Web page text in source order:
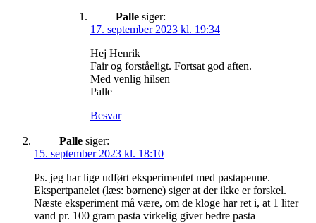
Palle siger:
17. september 2023 kl. 19:34
Hej Henrik
Fair og forståeligt. Fortsat god aften.
Med venlig hilsen
Palle
Besvar
Palle siger:
15. september 2023 kl. 18:10
Ps. jeg har lige udført eksperimentet med pastapenne.
Ekspertpanelet (læs: børnene) siger at der ikke er forskel.
Næste eksperiment må være, om de kloge har ret i, at 1 liter
vand pr. 100 gram pasta virkelig giver bedre pasta